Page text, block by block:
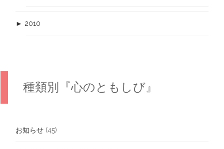
► 2010
種類別『心のともしび』
お知らせ (45)